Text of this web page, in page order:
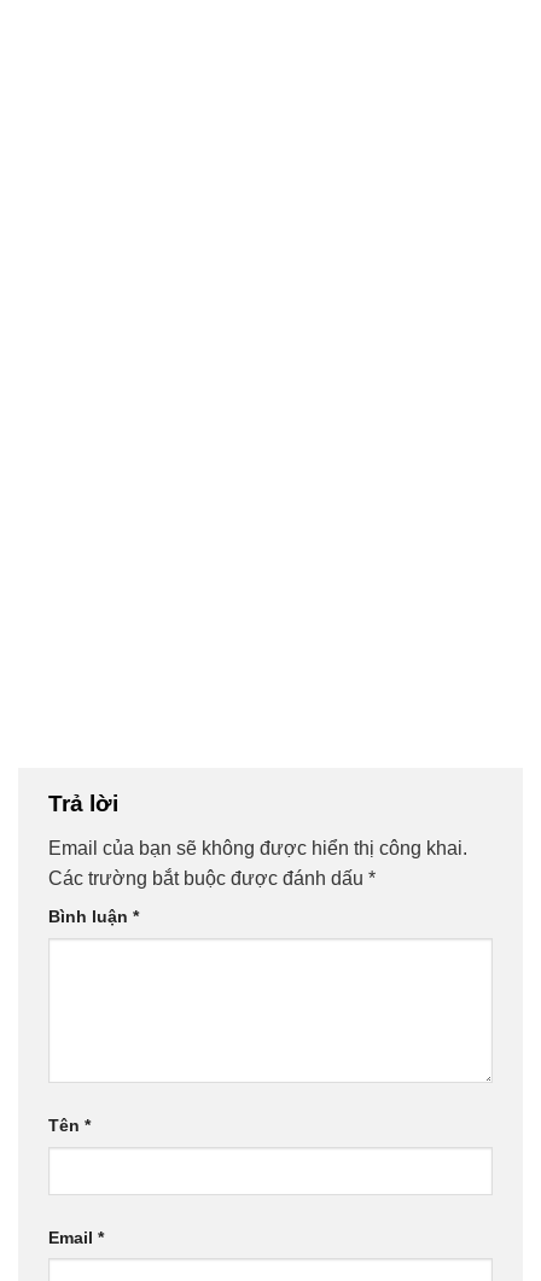
Trả lời
Email của bạn sẽ không được hiển thị công khai.
Các trường bắt buộc được đánh dấu *
Bình luận *
Tên *
Email *